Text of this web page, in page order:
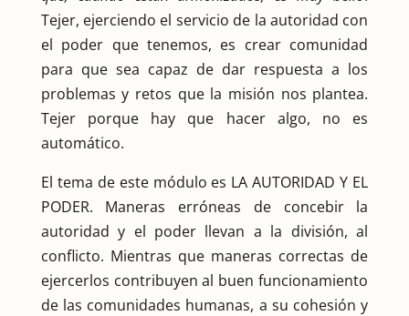
Tejer, ejerciendo el servicio de la autoridad con
el poder que tenemos, es crear comunidad
para que sea capaz de dar respuesta a los
problemas y retos que la misión nos plantea.
Tejer porque hay que hacer algo, no es
automático.
El tema de este módulo es LA AUTORIDAD Y EL
PODER. Maneras erróneas de concebir la
autoridad y el poder llevan a la división, al
conflicto. Mientras que maneras correctas de
ejercerlos contribuyen al buen funcionamiento
de las comunidades humanas, a su cohesión y